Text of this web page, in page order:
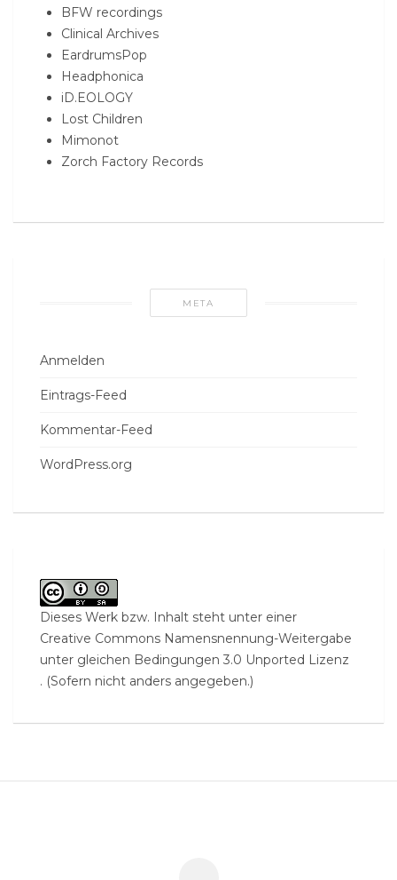
BFW recordings
Clinical Archives
EardrumsPop
Headphonica
iD.EOLOGY
Lost Children
Mimonot
Zorch Factory Records
META
Anmelden
Eintrags-Feed
Kommentar-Feed
WordPress.org
Dieses Werk bzw. Inhalt steht unter einer
Creative Commons Namensnennung-Weitergabe
unter gleichen Bedingungen 3.0 Unported Lizenz
. (Sofern nicht anders angegeben.)